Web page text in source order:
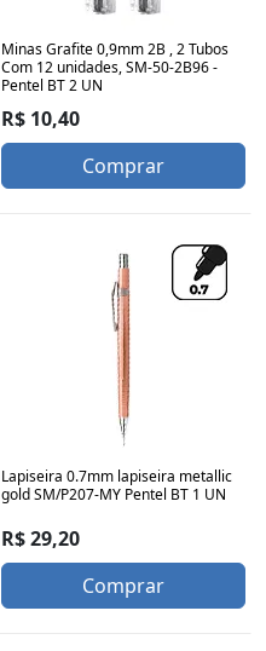
Minas Grafite 0,9mm 2B , 2 Tubos
Com 12 unidades, SM-50-2B96 -
Pentel BT 2 UN
R$ 10,40
Comprar
Lapiseira 0.7mm lapiseira metallic
gold SM/P207-MY Pentel BT 1 UN
R$ 29,20
Comprar